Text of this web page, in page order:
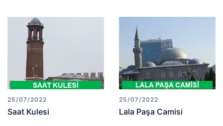
25/07/2022
Saat Kulesi
25/07/2022
Lala Paşa Camisi